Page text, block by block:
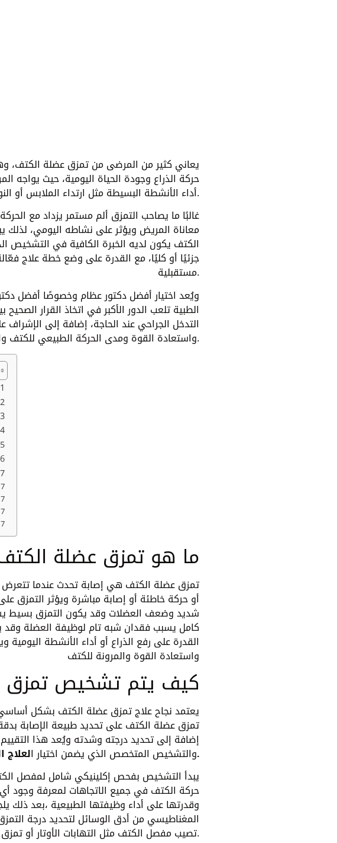
يعاني كثير من المرضى من تمزق عضلة الكتف،
حركة الذراع وجودة الحياة اليومية، حيث يواجه
أداء الأنشطة البسيطة مثل ارتداء الملابس أو النوم على الكتف المصاب.
غالبًا ما يصاحب التمزق ألم مستمر يزداد مع
معاناة المريض ويؤثر على نشاطه اليومي،
الكتف يكون لديه الخبرة الكافية في التشخيص
جزئيًا أو كليًا، مع القدرة على وضع خطة علاج
مستقبلية.
ويُعد اختيار أفضل دكتور عظام وخصوصًا أفضل
الطبية تلعب الدور الأكبر في اتخاذ القرار
التدخل الجراحي عند الحاجة، إضافة إلى
واستعادة القوة ومدى الحركة الطبيعي للكتف والعودة الآمنة للحياة اليومية.
ما هو تمزق عضلة
تمزق عضلة الكتف هي إصابة تحدث عندما تتعرض
أو حركة خاطئة أو إصابة مباشرة ويؤثر التمزق
شديد وضعف العضلات وقد يكون التمزق بسيط
كامل يسبب فقدان شبه تام لوظيفة العضلة وقد
القدرة على رفع الذراع أو أداء الأنشطة
واستعادة القوة والمرونة للكتف
كيف يتم تشخيص
يعتمد نجاح علاج تمزق عضلة الكتف بشكل
تمزق عضلة الكتف على تحديد طبيعة الإصابة
إضافة إلى تحديد درجته وشدته ويُعد هذا
والتشخيص المتخصص الذي يضمن اختيار العلاج الصحيح من البداية.
يبدأ التشخيص بفحص إكلينيكي شامل لمفصل
حركة الكتف في جميع الاتجاهات لمعرفة وجود
وقدرتها على أداء وظيفتها الطبيعية ،بعد ذلك
المغناطيسي من أدق الوسائل لتحديد درجة
تصيب مفصل الكتف مثل التهابات الأوتار أو تمزق الأربطة أو خشونة المفصل.